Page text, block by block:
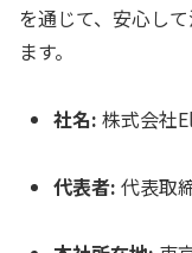
を通じて、安心し
ます。
社名: 株式会社
代表者: 代表取